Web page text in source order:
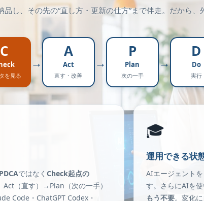
品し、その先の“直し方・更新の仕方”まで伴走。だから
C
を見る
→
A
Act
直す・改善
→
P
Plan
次の一手
→
D
Do
実行
PDCAではなく Check起点の
Act（直す）→Plan（次の一手）
Code・ChatGPT Codex・
🎓
運用できる状
AIエージェント
す。さらにAIを使
もう不要。変化